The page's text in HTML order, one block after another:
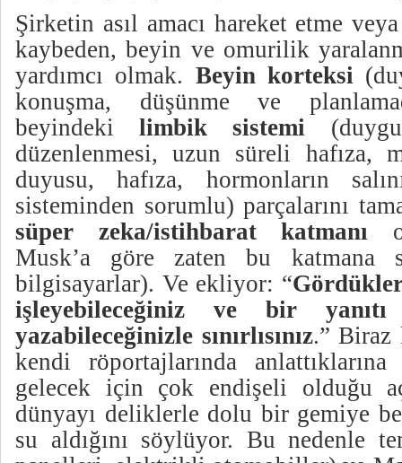
Şirketin asıl amacı hareket etme
kaybeden, beyin ve omurilik
yardımcı olmak. Beyin korteksi
konuşma, düşünme ve
beyindekilimbik sistemi
düzenlenmesi, uzun süreli hafıza,
duyusu, hafıza, hormonların
sisteminden sorumlu) parçalarını
süper zeka/istihbarat katmanı
Musk’a göre zaten bu katmana
bilgisayarlar). Ve ekliyor: “
işleyebileceğiniz ve bir
yazabileceğinizle sınırlısınız.” Biraz
kendi röportajlarında
gelecek için çok endişeli olduğu
dünyayı deliklerle dolu bir gemiye
su aldığını söylüyor. Bu nedenle